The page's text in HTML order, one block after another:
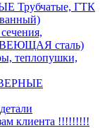
ГТК
сталь)
теплопушки,
клиента !!!!!!!!!